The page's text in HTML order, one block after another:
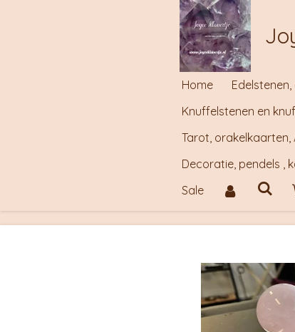
Home
Knuffelstenen en
Tarot,
Decoratie, pendels ,
Sale